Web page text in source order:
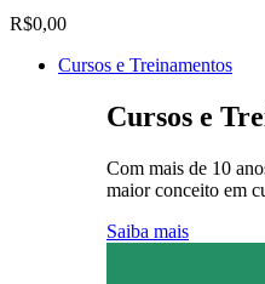
R$0,00
Cursos e Treinamentos
Cursos e
Com mais de 10
maior conceito em
Saiba mais